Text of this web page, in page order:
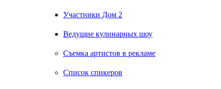
Участники Дом 2
Ведущие кулинарных шоу
Съемка артистов в рекламе
Список спикеров